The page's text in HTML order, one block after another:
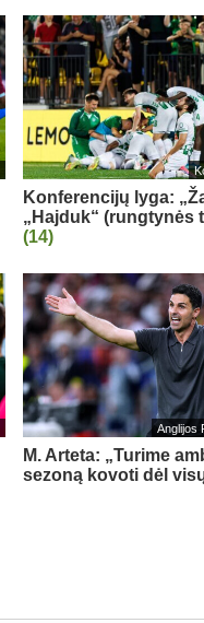
Konferencijų lyga:
„Hajduk“ (rungtynės
(14)
Anglijos
M. Arteta: „Turime
sezoną kovoti dėl